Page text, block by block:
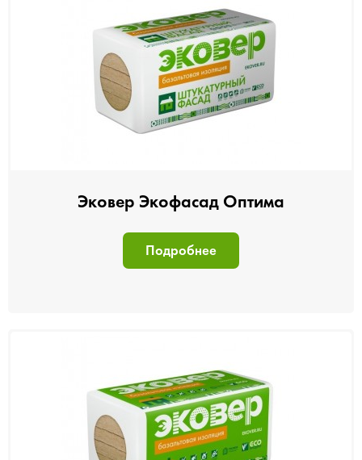
Эковер Экофасад Оптима
Подробнее